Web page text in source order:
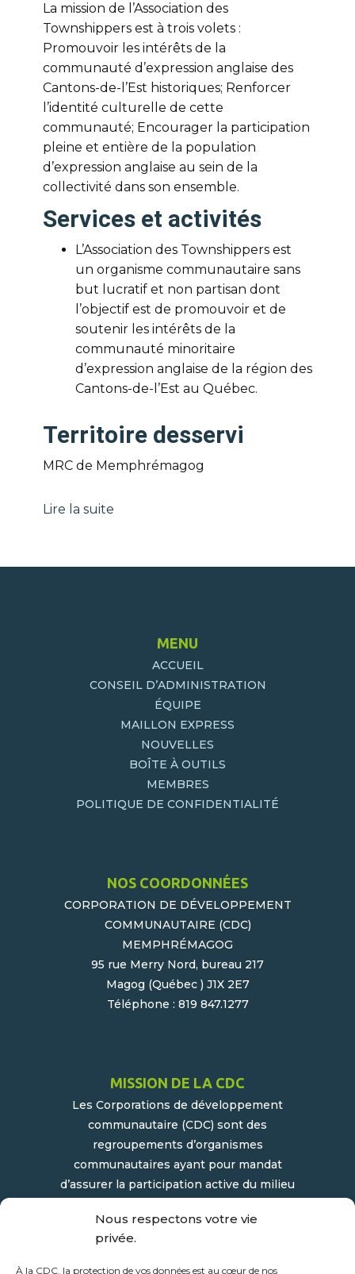
Nous respectons votre vie
privée.
À la CDC, la protection de vos données est au cœur de nos
La mission de l’Association des
Townshippers est à trois volets :
Promouvoir les intérêts de la
communauté d’expression anglaise des
Cantons-de-l’Est historiques; Renforcer
l’identité culturelle de cette
communauté; Encourager la participation
pleine et entière de la population
d’expression anglaise au sein de la
collectivité dans son ensemble.
Services et activités
L’Association des Townshippers est
un organisme communautaire sans
but lucratif et non partisan dont
l’objectif est de promouvoir et de
soutenir les intérêts de la
communauté minoritaire
d’expression anglaise de la région des
Cantons-de-l’Est au Québec.
Territoire desservi
MRC de Memphrémagog
Lire la suite
MENU
ACCUEIL
CONSEIL D’ADMINISTRATION
ÉQUIPE
MAILLON EXPRESS
NOUVELLES
BOÎTE À OUTILS
MEMBRES
POLITIQUE DE CONFIDENTIALITÉ
NOS COORDONNÉES
CORPORATION DE DÉVELOPPEMENT
COMMUNAUTAIRE (CDC)
MEMPHRÉMAGOG
95 rue Merry Nord, bureau 217
Magog (Québec ) J1X 2E7
Téléphone : 819 847.1277
MISSION DE LA CDC
Les Corporations de développement
communautaire (CDC) sont des
regroupements d’organismes
communautaires ayant pour mandat
d’assurer la participation active du milieu
développement socioéconomique de leur